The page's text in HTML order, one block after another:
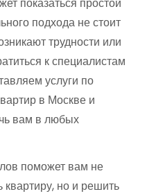
подхода не стоит
трудности или
к специалистам
услуги по
в Москве и
вам в любых
поможет вам не
квартиру, но и решить